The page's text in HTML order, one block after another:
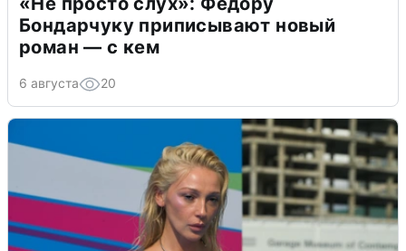
Бондарчуку приписывают новый
роман — с кем
6 августа 20